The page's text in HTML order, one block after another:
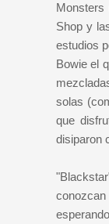
Monsters
Shop y
estudios
Bowie el
solas
que
disiparon